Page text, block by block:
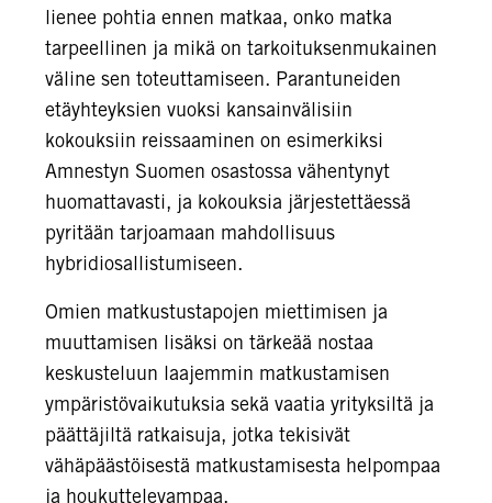
lienee pohtia ennen matkaa, onko matka
tarpeellinen ja mikä on tarkoituksenmukainen
väline sen toteuttamiseen. Parantuneiden
etäyhteyksien vuoksi kansainvälisiin
kokouksiin reissaaminen on esimerkiksi
Amnestyn Suomen osastossa vähentynyt
huomattavasti, ja kokouksia järjestettäessä
pyritään tarjoamaan mahdollisuus
hybridiosallistumiseen.
Omien matkustustapojen miettimisen ja
muuttamisen lisäksi on tärkeää nostaa
keskusteluun laajemmin matkustamisen
ympäristövaikutuksia sekä vaatia yrityksiltä ja
päättäjiltä ratkaisuja, jotka tekisivät
vähäpäästöisestä matkustamisesta helpompaa
ja houkuttelevampaa.